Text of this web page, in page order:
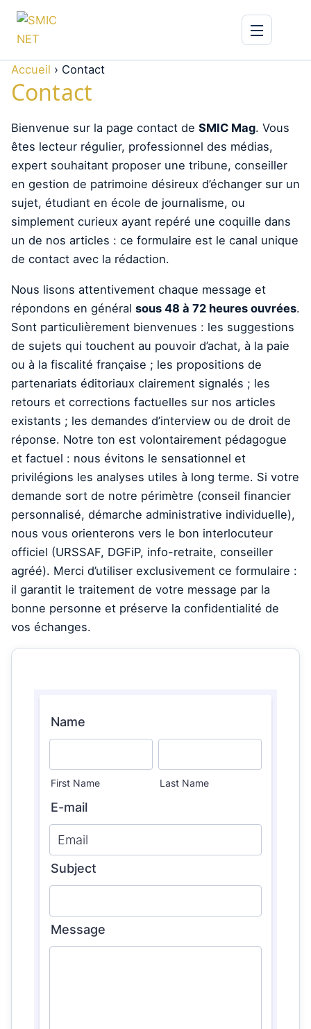
Accueil › Contact
Contact
Bienvenue sur la page contact de SMIC Mag. Vous
êtes lecteur régulier, professionnel des médias,
expert souhaitant proposer une tribune, conseiller
en gestion de patrimoine désireux d’échanger sur un
sujet, étudiant en école de journalisme, ou
simplement curieux ayant repéré une coquille dans
un de nos articles : ce formulaire est le canal unique
de contact avec la rédaction.
Nous lisons attentivement chaque message et
répondons en général sous 48 à 72 heures ouvrées.
Sont particulièrement bienvenues : les suggestions
de sujets qui touchent au pouvoir d’achat, à la paie
ou à la fiscalité française ; les propositions de
partenariats éditoriaux clairement signalés ; les
retours et corrections factuelles sur nos articles
existants ; les demandes d’interview ou de droit de
réponse. Notre ton est volontairement pédagogue
et factuel : nous évitons le sensationnel et
privilégions les analyses utiles à long terme. Si votre
demande sort de notre périmètre (conseil financier
personnalisé, démarche administrative individuelle),
nous vous orienterons vers le bon interlocuteur
officiel (URSSAF, DGFiP, info-retraite, conseiller
agréé). Merci d’utiliser exclusivement ce formulaire :
il garantit le traitement de votre message par la
bonne personne et préserve la confidentialité de
vos échanges.